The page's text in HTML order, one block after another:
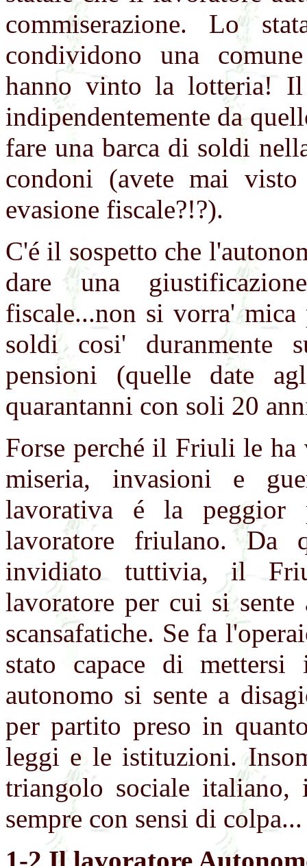
commiserazione. Lo
condividono una
hanno vinto la lotteria!
indipendentemente da
fare una barca di soldi
condoni (avete mai
evasione fiscale?!?).
C'é il sospetto che
dare una
fiscale...non si vorra' mica
soldi cosi' duranmente
pensioni (quelle date
quarantanni con soli 20
Forse perché il Friuli le
miseria, invasioni e
lavorativa é la peggior
lavoratore friulano. Da
invidiato tuttivia, il
lavoratore per cui si
scansafatiche. Se fa
stato capace di
autonomo si sente a
per partito preso in
leggi e le istituzioni.
triangolo sociale italiano,
sempre con sensi di colpa...
1-2 Il lavoratore